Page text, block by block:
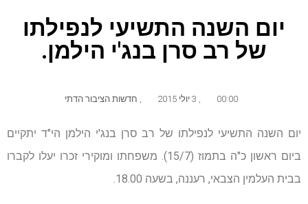
יום השנה התשיעי לנפילתו
של רב סרן בנג'י הילמן.
00:00
,
, חדשות הציבור הדתי
יום השנה התשיעי לנפילתו של רב סרן בנג'י הילמן הי"ד יתקיים
ביום ראשון כ"ה בתמוז (15/7). משפחתו ומוקירי זכרו יעלו לקברו
בבית העלמין הצבאי, רעננה, בשעה 18.00.